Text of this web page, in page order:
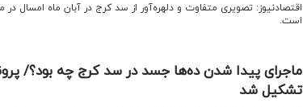
اقتصادنیوز: تصویری متفاوت و دلهره‌آور از سد کرج در آبان‌ ماه امسال
است.
ماجرای پیدا شدن ده‌ها جسد در سد کرج چه بود؟/
تشکیل شد